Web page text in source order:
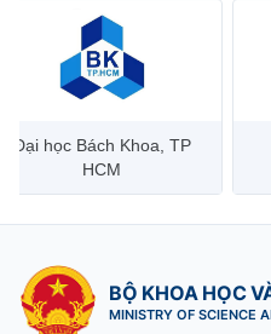
Đại học Bách Khoa, TP
HCM
BỘ KHOA HỌC
MINISTRY OF SCIENCE